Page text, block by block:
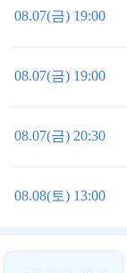
08.07(금) 19:00
08.07(금) 19:00
08.07(금) 20:30
08.08(토) 13:00